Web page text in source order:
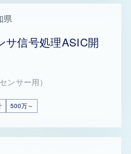
県
サ信号処理ASIC開
ンサー用）
500万～